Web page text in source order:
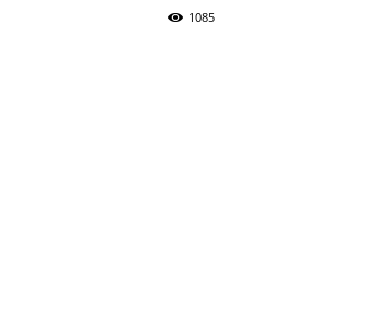
1085